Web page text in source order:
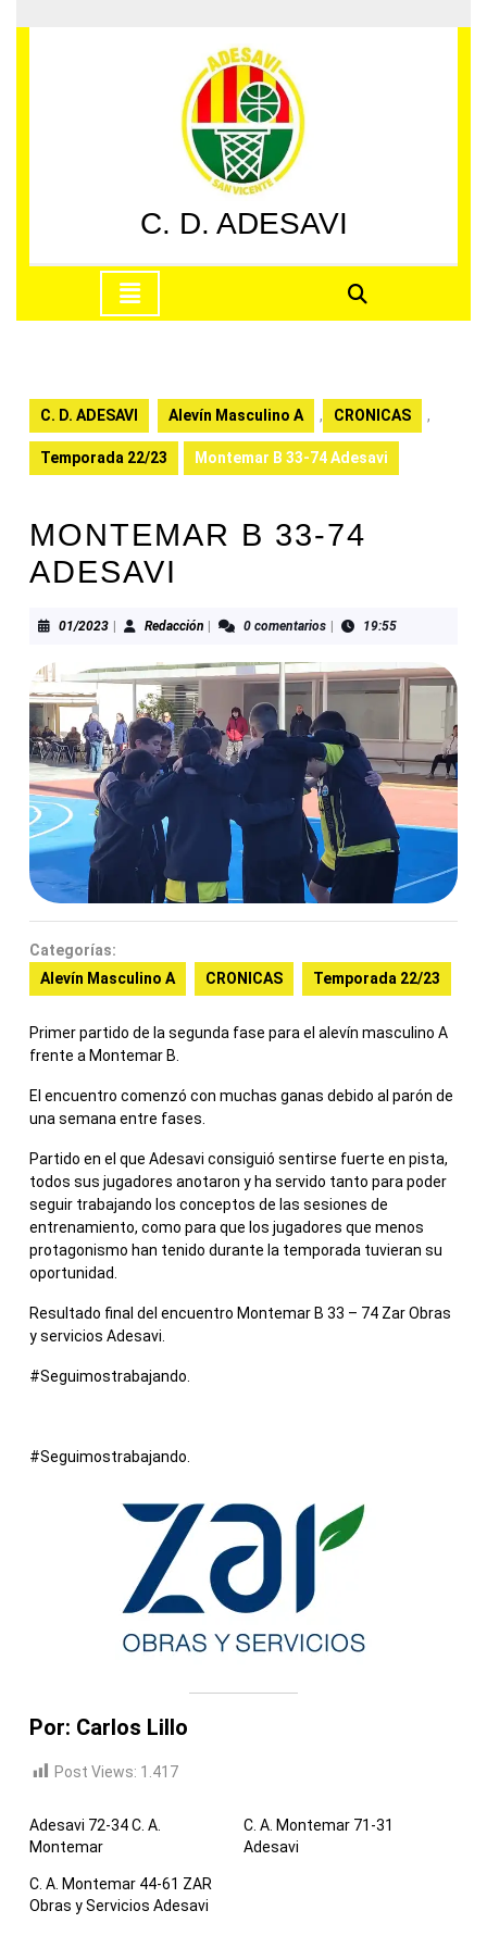
al
C. D. ADESAVI
apertura
C. D. ADESAVI Alevín Masculino A , CRONICAS ,
Temporada 22/23 Montemar B 33-74 Adesavi
MONTEMAR B 33-74
ADESAVI
01/202301/2023RedacciónRedacción0 comentarios 19:55
Categorías:
Alevín Masculino A
CRONICAS Temporada 22/23
Primer partido de la segunda fase para el alevín masculino A
frente a Montemar B.
El encuentro comenzó con muchas ganas debido al parón de
una semana entre fases.
Partido en el que Adesavi consiguió sentirse fuerte en pista,
todos sus jugadores anotaron y ha servido tanto para poder
seguir trabajando los conceptos de las sesiones de
entrenamiento, como para que los jugadores que menos
protagonismo han tenido durante la temporada tuvieran su
oportunidad.
Resultado final del encuentro Montemar B 33 – 74 Zar Obras
y servicios Adesavi.
#Seguimostrabajando.
#Seguimostrabajando.
Por: Carlos Lillo
Post Views: 1.417
Adesavi 72-34 C. A.
Montemar
C. A. Montemar 71-31
Adesavi
C. A. Montemar 44-61 ZAR
Obras y Servicios Adesavi